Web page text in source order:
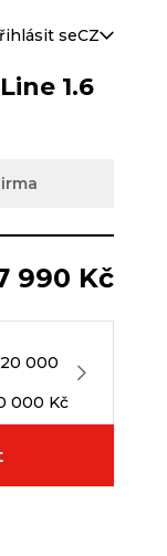
seCZ
1.6
990 Kč
000
000 Kč